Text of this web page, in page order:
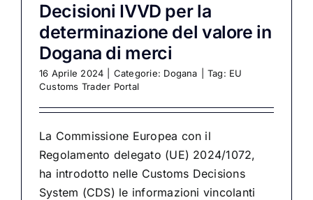
Decisioni IVVD per la
determinazione del valore in
Dogana di merci
16 Aprile 2024 Categorie: Dogana Tag: EU
Customs Trader Portal
La Commissione Europea con il
Regolamento delegato (UE) 2024/1072,
ha introdotto nelle Customs Decisions
System (CDS) le informazioni vincolanti